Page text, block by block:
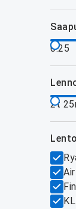
0.25
2t